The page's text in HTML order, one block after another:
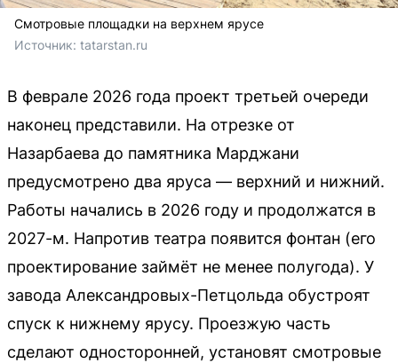
Смотровые площадки на верхнем ярусе
Источник: tatarstan.ru
В феврале 2026 года проект третьей очереди
наконец представили. На отрезке от
Назарбаева до памятника Марджани
предусмотрено два яруса — верхний и нижний.
Работы начались в 2026 году и продолжатся в
2027-м. Напротив театра появится фонтан (его
проектирование займёт не менее полугода). У
завода Александровых-Петцольда обустроят
спуск к нижнему ярусу. Проезжую часть
сделают односторонней, установят смотровые